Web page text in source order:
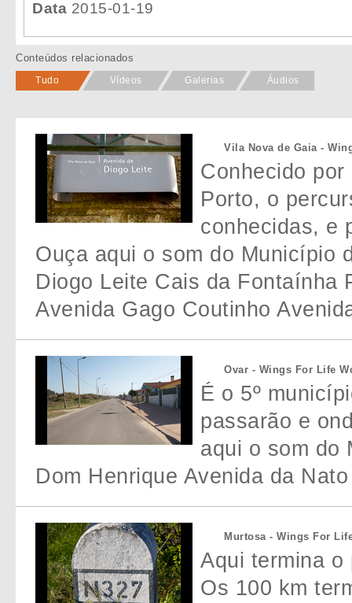
Data 2015-01-19
Conteúdos relacionados
Tudo Vídeos Galerias Áudios
Vila Nova de Gaia -
Conhecido
Porto, o
conhecidas, e
Ouça aqui o som do Município
Diogo Leite Cais da Fontaínha
Avenida Gago Coutinho
Ovar - Wings For Life
É o 5º
passarão e
aqui o som do
Dom Henrique Avenida da
Murtosa - Wings For
Aqui termina o
Os 100 km